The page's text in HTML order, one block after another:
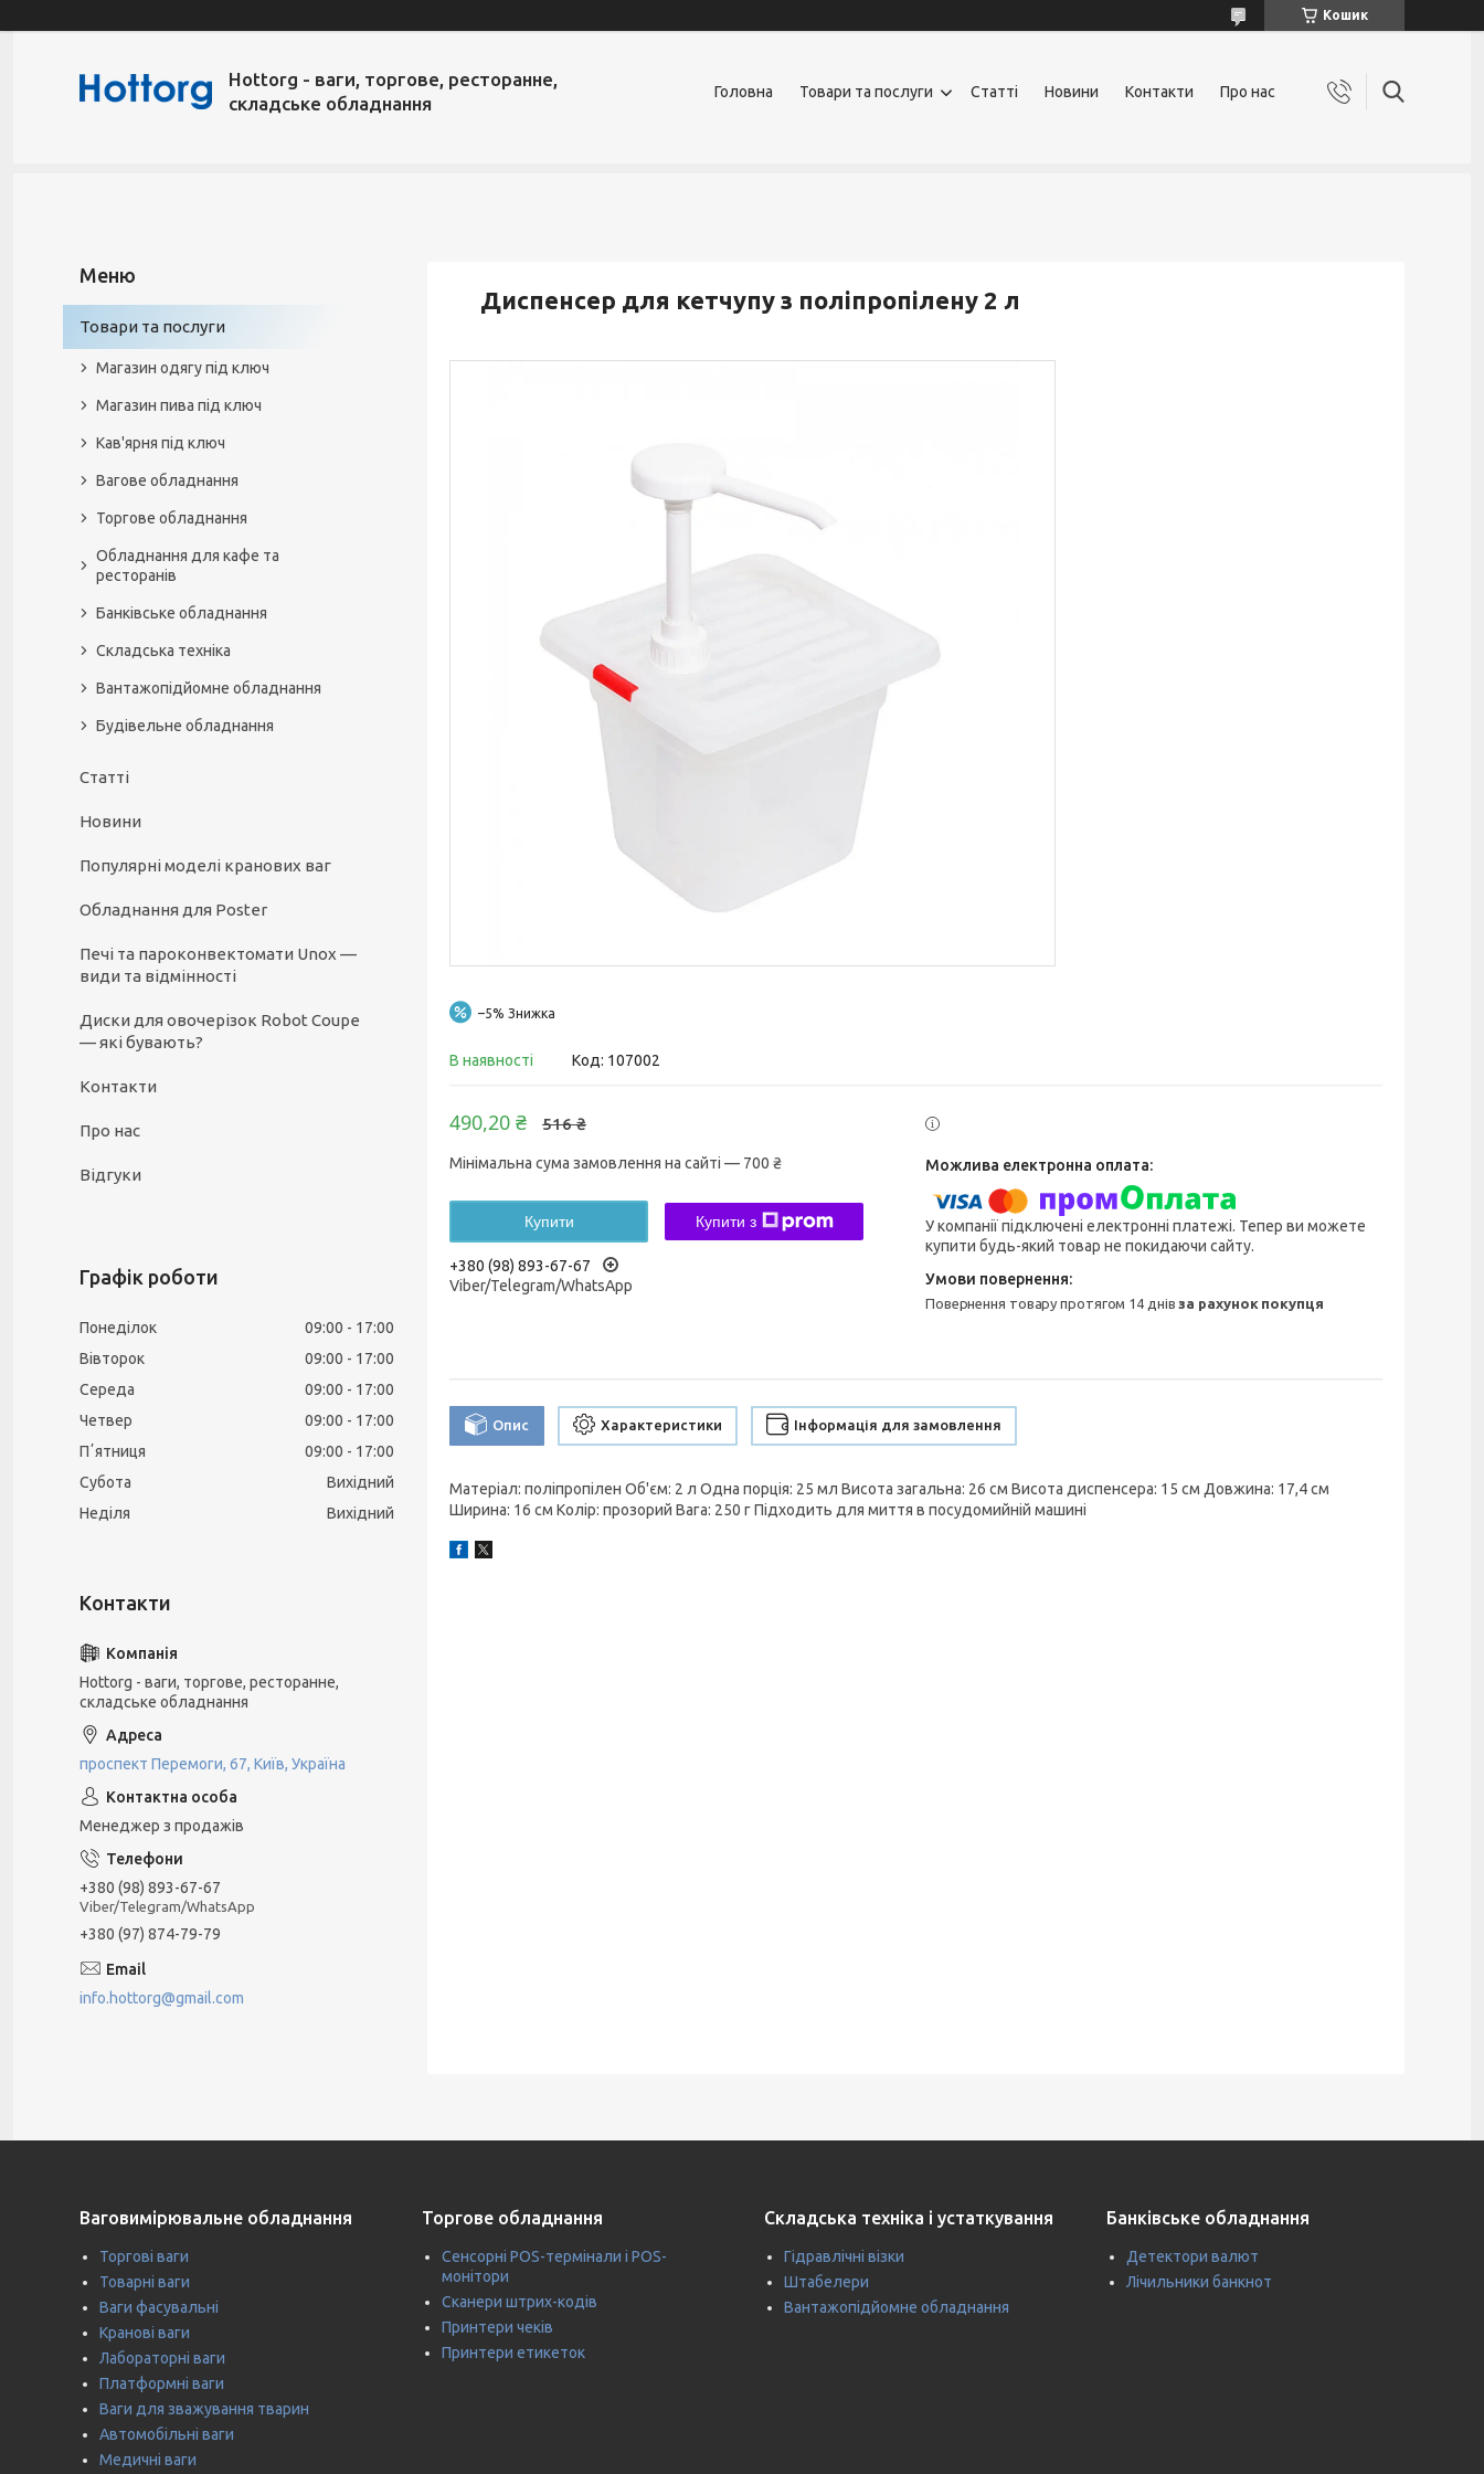
Кошик
Hottorg - ваги, торгове, ресторанне,
складське обладнання
Головна Товари та послуги Статті Новини Контакти Про нас
Диспенсер для кетчупу з поліпропілену 2 л
–5%
В наявності Код: 107002
516 ₴
490,20 ₴
Мінімальна сума замовлення на сайті — 700 ₴
Купити Купити з
+380 (98) 893-67-67
Viber/Telegram/WhatsApp
У компанії підключені електронні платежі. Тепер ви можете
купити будь-який товар не покидаючи сайту.
повернення товару протягом 14 днівза рахунок покупця
Опис Характеристики Інформація для замовлення
Матеріал: поліпропілен Об'єм: 2 л Одна порція: 25 мл Висота загальна: 26 см Висота диспенсера: 15 см Довжина: 17,4 см
Ширина: 16 см Колір: прозорий Вага: 250 г Підходить для миття в посудомийній машині
Товари та послуги
Магазин одягу під ключ
Магазин пива під ключ
Кав'ярня під ключ
Вагове обладнання
Торгове обладнання
Обладнання для кафе та
ресторанів
Банківське обладнання
Складська техніка
Вантажопідйомне обладнання
Будівельне обладнання
Статті
Новини
Популярні моделі кранових ваг
Обладнання для Poster
Печі та пароконвектомати Unox —
види та відмінності
Диски для овочерізок Robot Coupe
— які бувають?
Контакти
Про нас
Відгуки
Графік роботи
Понеділок 09:00
17:00
Вівторок
09:00
17:00
Середа
09:00
17:00
Четвер
09:00
17:00
Пʼятниця
09:00
17:00
Субота
Вихідний
Неділя
Вихідний
Hottorg - ваги, торгове, ресторанне,
складське обладнання
проспект Перемоги, 67, Київ, Україна
Менеджер з продажів
+380 (98) 893-67-67
Viber/Telegram/WhatsApp
+380 (97) 874-79-79
info.hottorg@gmail.com
Ваговимірювальне обладнання
Торгові ваги
Товарні ваги
Ваги фасувальні
Кранові ваги
Лабораторні ваги
Платформні ваги
Ваги для зважування тварин
Автомобільні ваги
Медичні ваги
Торгове обладнання
Сенсорні POS-термінали і POS-
монітори
Сканери штрих-кодів
Принтери чеків
Принтери етикеток
Складська техніка і устаткування
Гідравлічні візки
Штабелери
Вантажопідйомне обладнання
Банківське обладнання
Детектори валют
Лічильники банкнот